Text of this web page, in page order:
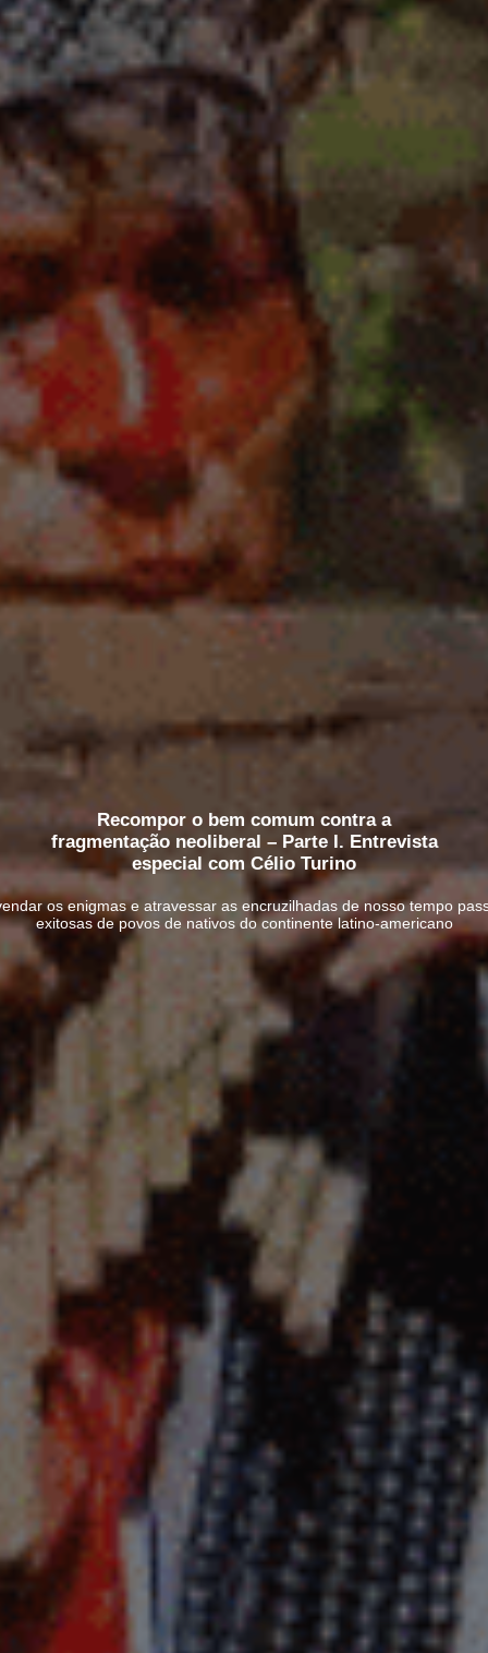
Recompor o bem comum contra a
fragmentação neoliberal – Parte I. Entrevista
especial com Célio Turino
os enigmas e atravessar as encruzilhadas de nosso tempo
exitosas de povos de nativos do continente latino-americano